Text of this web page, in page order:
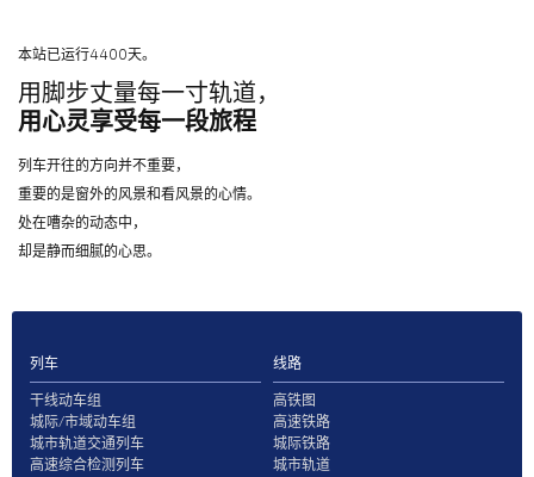
本站已运行4400天。
用脚步丈量每一寸轨道，
用心灵享受每一段旅程
列车开往的方向并不重要，
重要的是窗外的风景和看风景的心情。
处在嘈杂的动态中，
却是静而细腻的心思。
列车
干线动车组
城际/市域动车组
城市轨道交通列车
高速综合检测列车
线路
高铁图
高速铁路
城际铁路
城市轨道